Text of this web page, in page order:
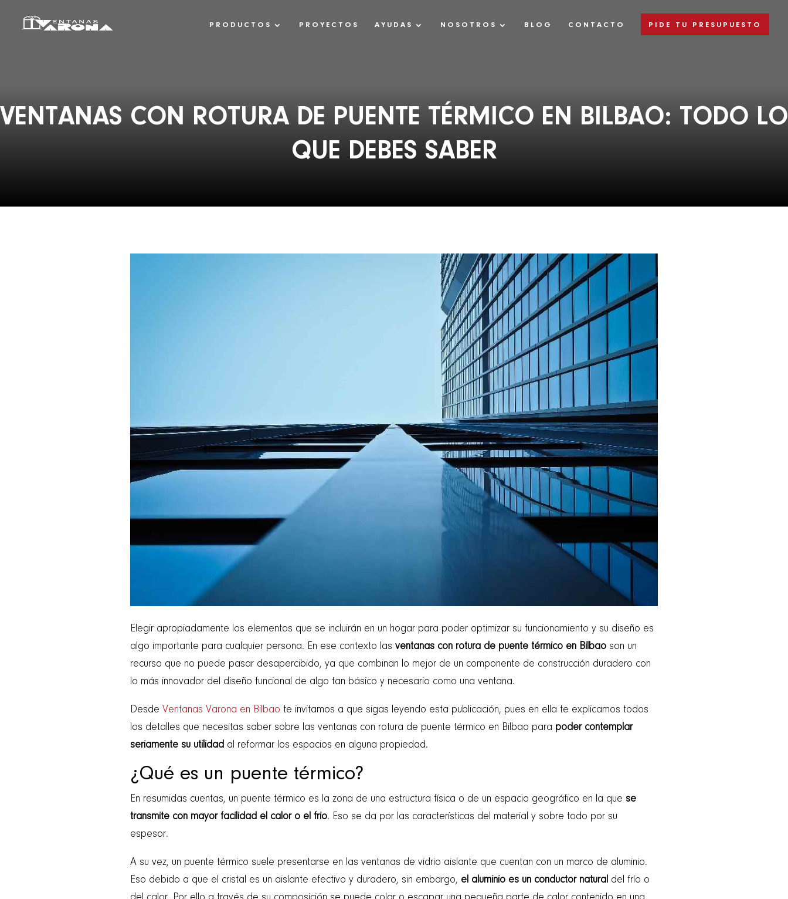
PRODUCTOS PROYECTOS AYUDAS NOSOTROS BLOG CONTACTO PIDE TU PRESUPUESTO
VENTANAS CON ROTURA DE PUENTE TÉRMICO EN BILBAO: TODO LO
QUE DEBES SABER
Elegir apropiadamente los elementos que se incluirán en un hogar para poder optimizar su funcionamiento y su diseño es
algo importante para cualquier persona. En ese contexto las ventanas con rotura de puente térmico en Bilbao son un
recurso que no puede pasar desapercibido, ya que combinan lo mejor de un componente de construcción duradero con
lo más innovador del diseño funcional de algo tan básico y necesario como una ventana.
Desde Ventanas Varona en Bilbao te invitamos a que sigas leyendo esta publicación, pues en ella te explicamos todos
los detalles que necesitas saber sobre las ventanas con rotura de puente térmico en Bilbao para poder contemplar
seriamente su utilidad al reformar los espacios en alguna propiedad.
¿Qué es un puente térmico?
En resumidas cuentas, un puente térmico es la zona de una estructura física o de un espacio geográfico en la que se
transmite con mayor facilidad el calor o el frio. Eso se da por las características del material y sobre todo por su
espesor.
A su vez, un puente térmico suele presentarse en las ventanas de vidrio aislante que cuentan con un marco de aluminio.
Eso debido a que el cristal es un aislante efectivo y duradero, sin embargo, el aluminio es un conductor natural del frío o